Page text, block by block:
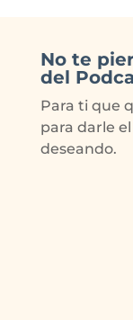
No te
del
Para ti que
para darle
deseando.